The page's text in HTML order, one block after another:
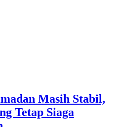
Masih Stabil,
Tetap Siaga